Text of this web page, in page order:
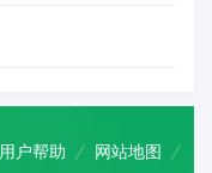
用户帮助 网站地图